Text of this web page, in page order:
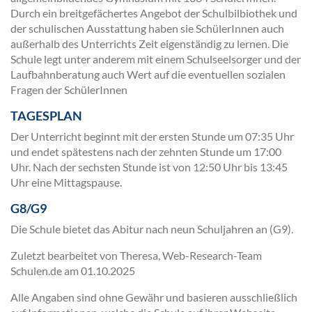
Durch ein breitgefächertes Angebot der Schulbilbiothek und
der schulischen Ausstattung haben sie SchülerInnen auch
außerhalb des Unterrichts Zeit eigenständig zu lernen. Die
Schule legt unter anderem mit einem Schulseelsorger und der
Laufbahnberatung auch Wert auf die eventuellen sozialen
Fragen der SchülerInnen
TAGESPLAN
Der Unterricht beginnt mit der ersten Stunde um 07:35 Uhr
und endet spätestens nach der zehnten Stunde um 17:00
Uhr. Nach der sechsten Stunde ist von 12:50 Uhr bis 13:45
Uhr eine Mittagspause.
G8/G9
Die Schule bietet das Abitur nach neun Schuljahren an (G9).
Zuletzt bearbeitet von Theresa, Web-Research-Team
Schulen.de am 01.10.2025
Alle Angaben sind ohne Gewähr und basieren ausschließlich